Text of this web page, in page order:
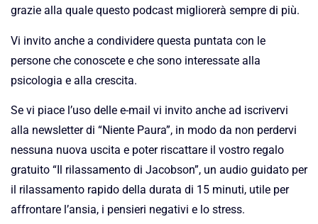
grazie alla quale questo podcast migliorerà sempre di più.
Vi invito anche a condividere questa puntata con le
persone che conoscete e che sono interessate alla
psicologia e alla crescita.
Se vi piace l’uso delle e-mail vi invito anche ad iscrivervi
alla newsletter di “Niente Paura”, in modo da non perdervi
nessuna nuova uscita e poter riscattare il vostro regalo
gratuito “Il rilassamento di Jacobson”, un audio guidato per
il rilassamento rapido della durata di 15 minuti, utile per
affrontare l’ansia, i pensieri negativi e lo stress.